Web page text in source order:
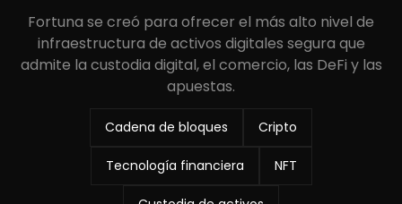
Fortuna se creó para ofrecer el más alto nivel de
infraestructura de activos digitales segura que
admite la custodia digital, el comercio, las DeFi y las
apuestas.
Cadena de bloques Cripto
Tecnología financiera NFT